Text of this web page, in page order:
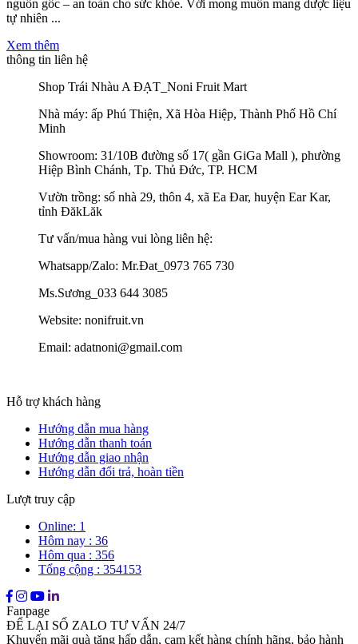
nguồn gốc – an toàn cho sức khỏe. Với mong muốn mang dược liệu
tự nhiên ...
Xem thêm
thông tin liên hệ
Shop Trái Nhàu A ĐẠT_Noni Fruit Mart
Nhà máy: ấp Phú Thiện, Xã Hòa Hiệp, Thành Phố Hồ Chí
Minh
Showroom: 31/10B đường số 17( gần GiGa Mall ), phường
Hiệp Bình Chánh, Tp. Thủ Đức, TP. HCM
Vườn trồng: số nhà 29, thôn 4, xã Ea Đar, huyện Ear Kar,
tỉnh ĐăkLăk
Tư vấn/mua hàng vui lòng liên hệ:
Whatsapp/Zalo: Mr.Đat_0973 765 730
Ms.Sương_033 644 3085
Website: nonifruit.vn
Email: adatnoni@gmail.com
Hỗ trợ khách hàng
Hướng dẫn mua hàng
Hướng dẫn thanh toán
Hướng dẫn giao nhận
Hướng dẫn đổi trả, hoàn tiền
Lượt truy cập
Online: 1
Hôm nay : 36
Hôm qua : 356
Tổng cộng : 354153
Fanpage
ĐỂ LẠI SỐ ZALO TƯ VẤN 24/7
Khuyến mãi quà tặng hấp dẫn, cam kết hàng chính hãng, bảo hành